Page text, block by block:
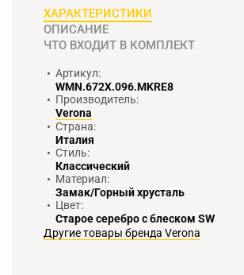
ХАРАКТЕРИСТИКИ
ОПИСАНИЕ
ЧТО ВХОДИТ В КОМПЛЕКТ
Артикул:
WMN.672X.096.MKRE8
Производитель:
Verona
Страна:
Италия
Стиль:
Классический
Материал:
Замак/Горный хрусталь
Цвет:
Старое серебро с блеском SW
Другие товары бренда Verona